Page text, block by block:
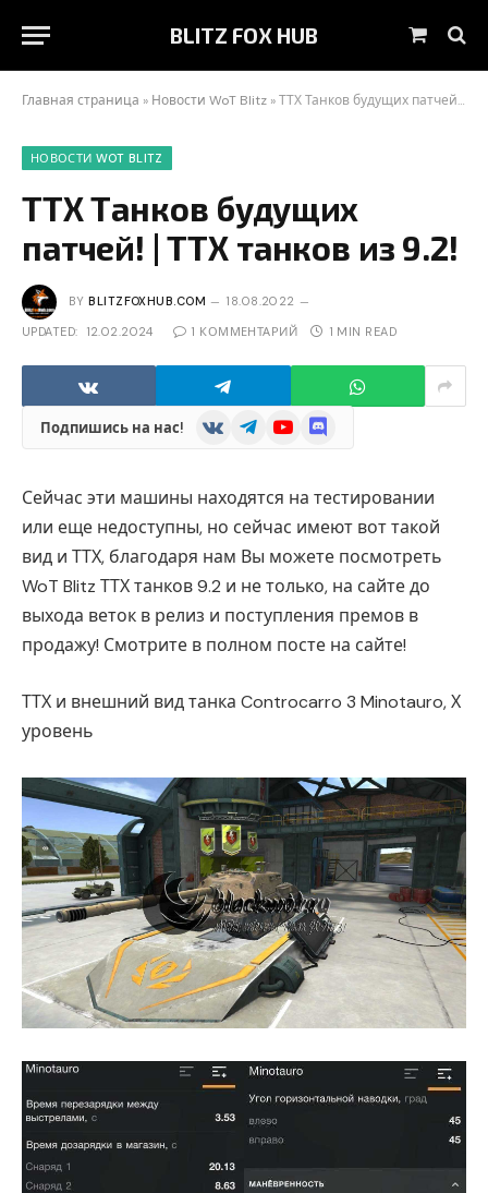
BLITZ FOX HUB
Cart
Главная страница » Новости WoT Blitz »ТТХ Танков будущих патчей! | ТТХ танков из 9.2!
НОВОСТИ WOT BLITZ
ТТХ Танков будущих
патчей! | ТТХ танков из 9.2!
BY BLITZFOXHUB.COM 18.08.2022
UPDATED: 12.02.2024 1 КОММЕНТАРИЙ 1 MIN READ
Подпишись на нас! VKontakteTelegramYouTubeDiscord
Сейчас эти машины находятся на тестировании
или еще недоступны, но сейчас имеют вот такой
вид и ТТХ, благодаря нам Вы можете посмотреть
WoT Blitz ТТХ танков 9.2 и не только, на сайте до
выхода веток в релиз и поступления премов в
продажу! Смотрите в полном посте на сайте!
ТТХ и внешний вид танка Controcarro 3 Minotauro, Х
уровень